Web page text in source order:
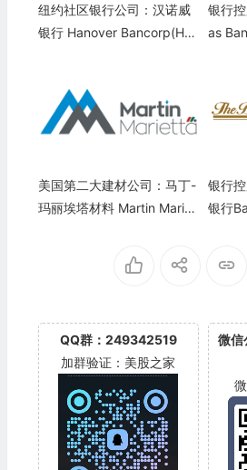
纽约社区银行公司：汉诺威
银行 Hanover Bancorp(HN
银行
as
美国第二大建材公司：马丁-
玛丽埃塔材料 Martin Mariet
银行
银行
QQ群：249342519
加群验证：美股之家
微信